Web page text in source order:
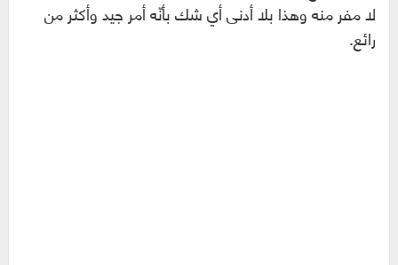
لا مفر منه وهذا بلا أدنى أي شك بأنّه أمر جيد وأكثر من
رائع.